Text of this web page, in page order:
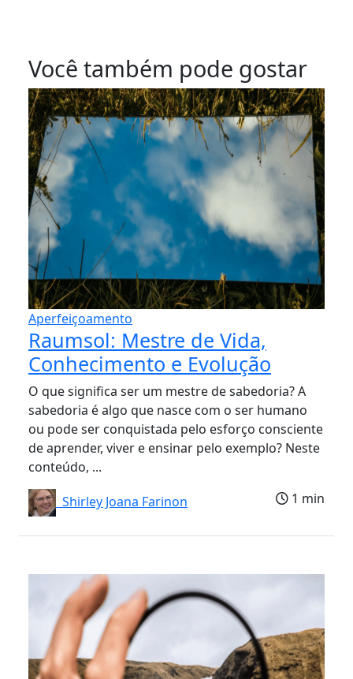
Você também pode gostar
Aperfeiçoamento
Raumsol: Mestre de Vida,
Conhecimento e Evolução
O que significa ser um mestre de sabedoria? A
sabedoria é algo que nasce com o ser humano
ou pode ser conquistada pelo esforço consciente
de aprender, viver e ensinar pelo exemplo? Neste
conteúdo, ...
Shirley Joana Farinon
1 min